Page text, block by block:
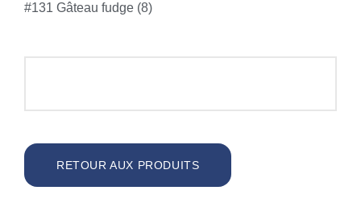
RETOUR AUX PRODUITS
#131 Gâteau fudge (8)